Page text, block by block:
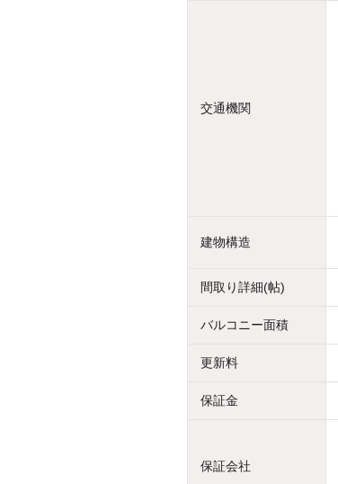
交通機関
建物構造
間取り詳細(帖)
バルコニー面積
更新料
保証金
保証会社